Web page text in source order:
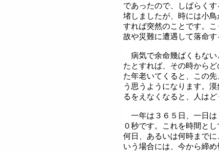
であったので、しばらく
堵しましたが、時には小
すれば突然のことです。
故や災難に遭遇して落命
病気で余命幾ばくもない
たとすれば、その時から
た年老いてくると、この
う思うようになります。
るをえなくなると、人は
一年は３６５日、一日は
０秒です。これを時間と
何日、あるいは何時まで
いう場合には、今から締